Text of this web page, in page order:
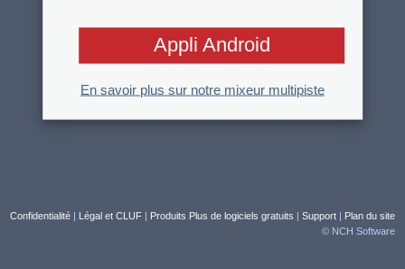
Appli Android
En savoir plus sur notre mixeur multipiste
Confidentialité | Légal et CLUF | Produits Plus de logiciels gratuits | Support | Plan du site
© NCH Software